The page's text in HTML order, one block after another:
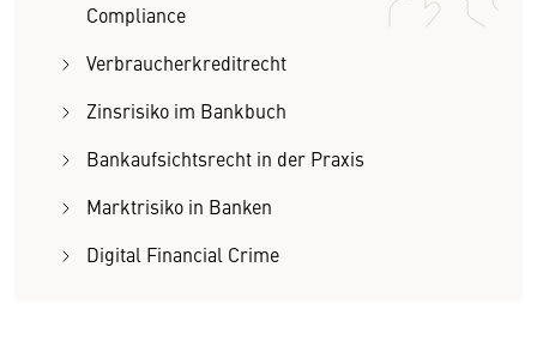
Compliance
Verbraucherkredit­recht
Zinsrisiko im Bankbuch
Bankaufsichtsrecht in der Praxis
Marktrisiko in Banken
Digital Financial Crime